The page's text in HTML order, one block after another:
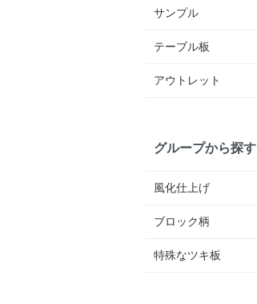
サンプル
テーブル板
アウトレット
グループから探す
風化仕上げ
ブロック柄
特殊なツキ板